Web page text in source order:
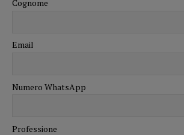
Cognome
Email
Numero WhatsApp
Professione